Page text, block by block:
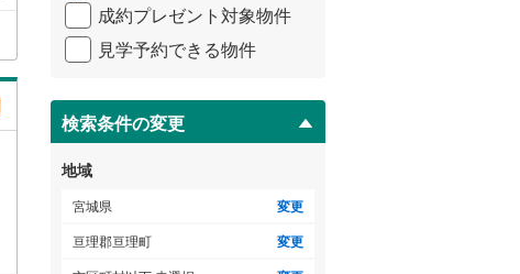
イ
ペ
ジ
に
保
存
す
る
成約プレゼント対象物件
見学予約できる物件
検索条件の変更
地域
宮城県 変更
亘理郡亘理町 変更